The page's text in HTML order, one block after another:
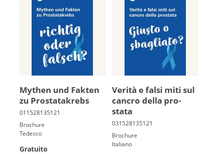
My­then und Fak­ten
zu Pro­sta­ta­krebs
Brochure
Tedesco
Gratuito
Verità e fal­si miti sul
cancro della pro­
stata
Brochure
Italiano